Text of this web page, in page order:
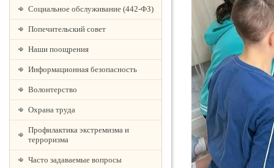
Социальное обслуживание (442-ФЗ)
Попечительский совет
Наши поощрения
Информационная безопасность
Волонтерство
Охрана труда
Профилактика экстремизма и
терроризма
Часто задаваемые вопросы